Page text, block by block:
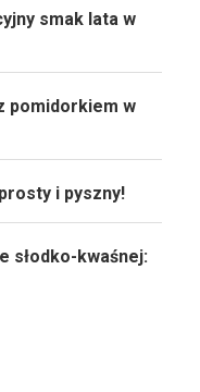
smak lata w
pomidorkiem w
i pyszny!
słodko-kwaśnej: